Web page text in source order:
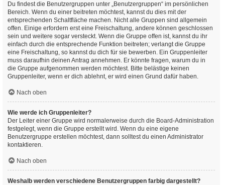
Du findest die Benutzergruppen unter „Benutzergruppen“ im persönlichen
Bereich. Wenn du einer beitreten möchtest, kannst du dies mit der
entsprechenden Schaltfläche machen. Nicht alle Gruppen sind allgemein
offen. Einige erfordern erst eine Freischaltung, andere können geschlossen
sein und weitere sogar versteckt. Wenn die Gruppe offen ist, kannst du ihr
einfach durch die entsprechende Funktion beitreten; verlangt die Gruppe
eine Freischaltung, so kannst du dich für sie bewerben. Ein Gruppenleiter
muss daraufhin deinen Antrag annehmen. Er könnte fragen, warum du in
die Gruppe aufgenommen werden möchtest. Bitte belästige keinen
Gruppenleiter, wenn er dich ablehnt, er wird einen Grund dafür haben.
Nach oben
Wie werde ich Gruppenleiter?
Der Leiter einer Gruppe wird normalerweise durch die Board-Administration
festgelegt, wenn die Gruppe erstellt wird. Wenn du eine eigene
Benutzergruppe erstellen möchtest, dann solltest du einen Administrator
kontaktieren.
Nach oben
Weshalb werden verschiedene Benutzergruppen farbig dargestellt?